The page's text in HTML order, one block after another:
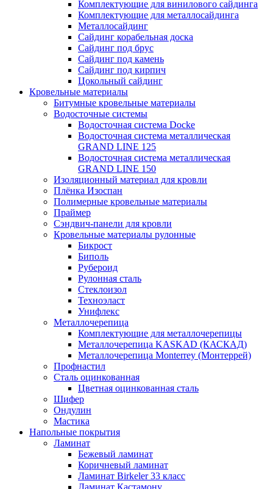
Комплектующие для винилового сайдинга
Комплектующие для металлосайдинга
Металлосайдинг
Сайдинг корабельная доска
Сайдинг под брус
Сайдинг под камень
Сайдинг под кирпич
Цокольный сайдинг
Кровельные материалы
Битумные кровельные материалы
Водосточные системы
Водосточная система Docke
Водосточная система металлическая
GRAND LINE 125
Водосточная система металлическая
GRAND LINE 150
Изоляционный материал для кровли
Плёнка Изоспан
Полимерные кровельные материалы
Праймер
Сэндвич-панели для кровли
Кровельные материалы рулонные
Бикрост
Биполь
Рубероид
Рулонная сталь
Стеклоизол
Техноэласт
Унифлекс
Металлочерепица
Комплектующие для металлочерепицы
Металлочерепица KASKAD (КАСКАД)
Металлочерепица Monterrey (Монтеррей)
Профнастил
Сталь оцинкованная
Цветная оцинкованная сталь
Шифер
Ондулин
Мастика
Напольные покрытия
Ламинат
Бежевый ламинат
Коричневый ламинат
Ламинат Birkeler 33 класс
Ламинат Кастамону